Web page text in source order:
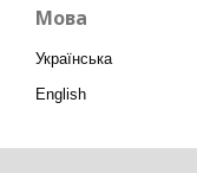
Мова
Українська
English